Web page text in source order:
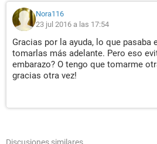
Nora116
23 jul 2016 a las 17:54
Gracias por la ayuda, lo que pasaba
tomarlas más adelante. Pero eso
embarazo? O tengo que tomarme
gracias otra vez!